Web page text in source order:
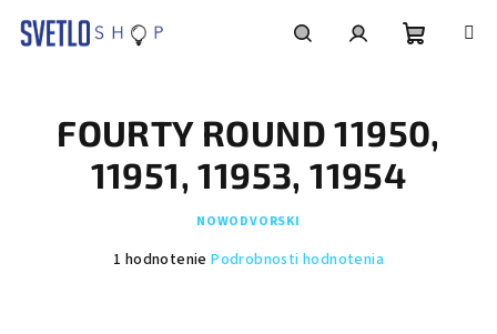
košík
FOURTY ROUND 11950,
11951, 11953, 11954
NOWODVORSKI
Priemerné
1 hodnotenie Podrobnosti hodnotenia